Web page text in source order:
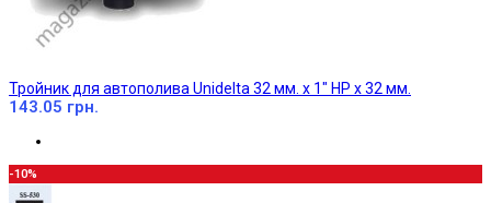
Тройник для автополива Unidelta 32 мм. х 1" НР х 32 мм.
143.05 грн.
-10%